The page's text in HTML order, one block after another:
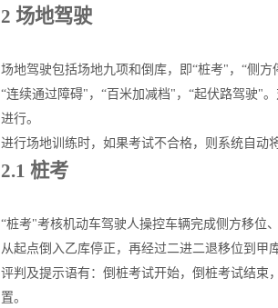
2 场地驾驶
场地驾驶包括场地九项和倒库，即“桩考"，“侧
“连续通过障碍"，“百米加减档"，“起伏路驾驶"
进行。
进行场地训练时，如果考试不合格，则系统自动
2.1 桩考
“桩考"考核机动车驾驶人操控车辆完成侧方移位
从起点倒入乙库停正，再经过二进二退移位到甲
评判及提示语有： 倒桩考试开始，倒桩考试结束
置。